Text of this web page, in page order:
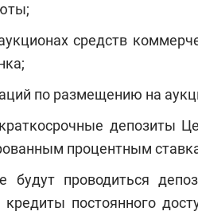
средств
по размещению на
депозиты
процентным
будут проводиться
кредиты постоянного